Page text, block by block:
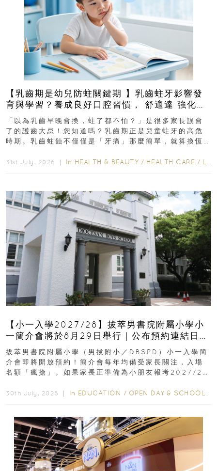
【乳齒期是幼兒防蛀關鍵期 】乳齒蛀牙影響發
育與學習？養成良好口腔習慣， 舒適達 強化琺
瑯質 兒童牙膏防護指南
「以為乳齒早晚會換，蛀了都不怕？」是很多家長誤會
了的護齒大忌！您知道嗎？乳齒期正是兒童蛀牙的高危
時期。乳齒蛀蝕不僅僅是「牙痛」那麼簡單，就算換恆
31st July, 2026 ｜ In HEALTH & BEAUTY / HEALTH CARE / LIFESTYLE
【小一入學2027/28】拔萃男書院附屬小學小
一簡介會將於8月29日舉行｜公布預約連結日期
｜更設有網上重溫
拔萃男書院附屬小學（男拔附小／DBSPD）小一入學簡
介會即將開放預約！簡介會每年均備受家長關注，入場
名額「瘋搶」。如果家長正準備為小朋友報考2027/28
30th July, 2026 ｜ In EDUCATION / OPEN DAY & SCHOOL EVENTS